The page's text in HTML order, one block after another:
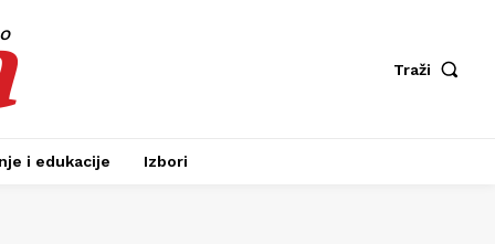
Traži
i edukacije Izbori